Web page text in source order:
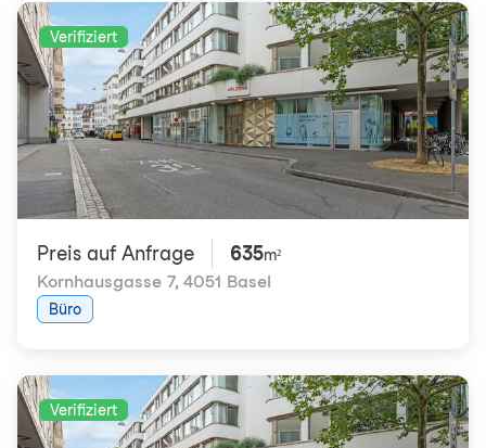
Verifiziert
Preis auf Anfrage 635m²
Kornhausgasse 7, 4051 Basel
Büro
Verifiziert